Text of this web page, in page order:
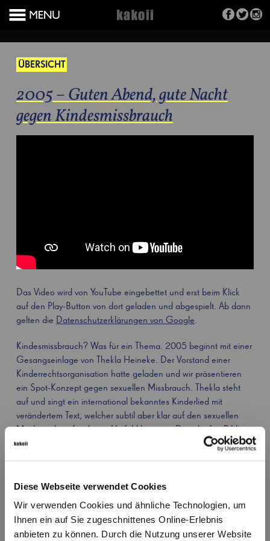
Diese Webseite verwendet Cookies
Wir verwenden Cookies und ähnliche Technologien, um
Ihnen ein auf Sie zugeschnittenes Online-Erlebnis
anbieten zu können. Durch die Nutzung unserer Website
ÜBERSICHT
2005 – Guten Abend, gute Nacht
gegen Kindesmissbrauch
Das Video wird von YouTube eingebettet und erst beim Klick
auf den Play-Button von dort geladen und abgespielt. Ab dann
gelten die Datenschutzerklärungen von Google.
Kindesmissbrauch? Was für ein Thema. 2005 beginnt mit einer
Gesangseinlage von Thekla Heineke. Der Vorstand einer
Kinderrechtsorganisation hatte geladen und wir präsentieren
ein Spot-Konzept gegen sexuellen Missbrauch. Thekla steht
auf und singt ein international bekanntes Kinderlied mit
verändertem Text, welcher subtil aber klar auf den sexuellen
Missbrauch im familiären Umfeld hinweist. Dazu laufen Bilder
aus der alltäglichen Familienidylle. Es dauert 30 Sekunden und
Problems ist, wird daraus ein echtes Projekt: Mit guten
Argumenten und Sponsoren entsteht die erste Telefonhotline
zum Thema Missbrauch. Quasi die 110 bei Notlagen und